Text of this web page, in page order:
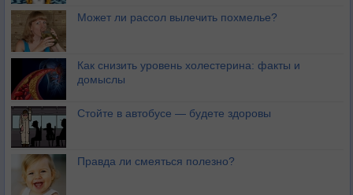
Может ли рассол вылечить похмелье?
Как снизить уровень холестерина: факты и
домыслы
Стойте в автобусе — будете здоровы
Правда ли смеяться полезно?